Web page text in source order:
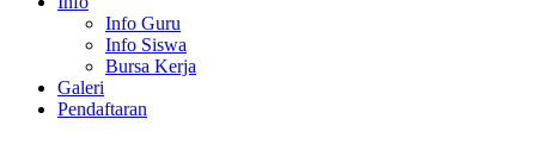
Info Guru
Info Siswa
Bursa Kerja
Galeri
Pendaftaran